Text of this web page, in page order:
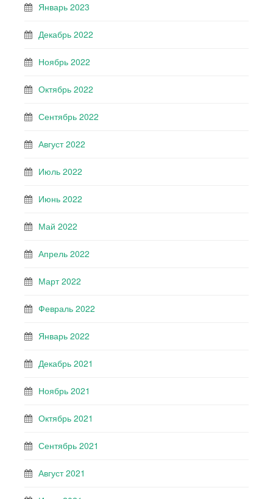
Январь 2023
Декабрь 2022
Ноябрь 2022
Октябрь 2022
Сентябрь 2022
Август 2022
Июль 2022
Июнь 2022
Май 2022
Апрель 2022
Март 2022
Февраль 2022
Январь 2022
Декабрь 2021
Ноябрь 2021
Октябрь 2021
Сентябрь 2021
Август 2021